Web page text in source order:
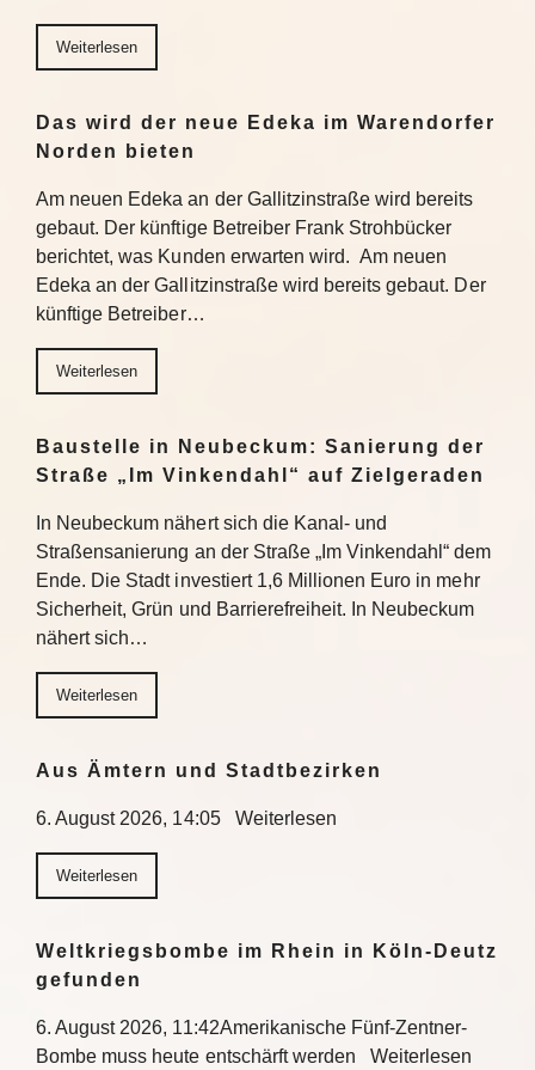
Weiterlesen
Das wird der neue Edeka im Warendorfer
Norden bieten
Am neuen Edeka an der Gallitzinstraße wird bereits
gebaut. Der künftige Betreiber Frank Strohbücker
berichtet, was Kunden erwarten wird. Am neuen
Edeka an der Gallitzinstraße wird bereits gebaut. Der
künftige Betreiber…
Weiterlesen
Baustelle in Neubeckum: Sanierung der
Straße „Im Vinkendahl“ auf Zielgeraden
In Neubeckum nähert sich die Kanal- und
Straßensanierung an der Straße „Im Vinkendahl“ dem
Ende. Die Stadt investiert 1,6 Millionen Euro in mehr
Sicherheit, Grün und Barrierefreiheit. In Neubeckum
nähert sich…
Weiterlesen
Aus Ämtern und Stadtbezirken
6. August 2026, 14:05 Weiterlesen
Weiterlesen
Weltkriegsbombe im Rhein in Köln-Deutz
gefunden
6. August 2026, 11:42Amerikanische Fünf-Zentner-
Bombe muss heute entschärft werden Weiterlesen